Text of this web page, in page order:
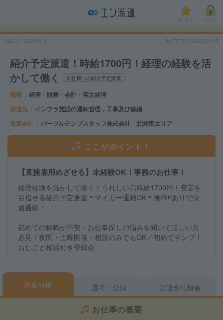
気になる!
2026/07/16 No.PTPSKITA26-0534115
紹介予定派遣！時給1700円！経理の経験を活
かして働く
正社員への紹介予定派遣
職種
経理・財務・会計・英文経理
派遣先
インフラ施設の運転管理，工事及び修繕
派遣会社
パーソルテンプスタッフ株式会社 北関東エリア
ここがポイント！
【直接雇用めざせる】未経験OK！事務のお仕事！
経理経験を活かして働く！うれしい高時給1700円！安定を
目指せる紹介予定派遣＊マイカー通勤OK＊無料Pありで快
適通勤！
初めての転職が不安・お仕事探しの悩みを聞いてほしい方
必見！夜間・土曜開催・相談のみでもOK／初めてテンプ！
おしごと相談付き登録会
募集情報 選考・登録 派遣会社概要
お仕事の概要